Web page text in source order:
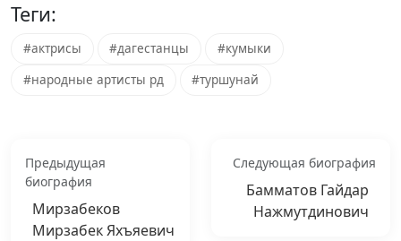
Теги:
#актрисы #дагестанцы
#кумыки
#народные артисты рд
#туршунай
Предыдущая
биография
Мирзабеков
Мирзабек Яхъяевич
Следующая биография
Бамматов Гайдар
Нажмутдинович